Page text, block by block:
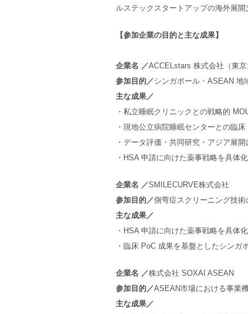
ルステックスタートアップの海外展
【参加企業の目的と主な成果】
企業名 ／ACCELstars 株式会社（東京
参加目的／シンガポール・ASEAN 地
主な成果／
・私立睡眠クリニックとの戦略的
・現地公立病院睡眠センターとの臨
・データ評価・共同研究・アジア展
・HSA 申請に向けた薬事戦略を具体化
企業名 ／SMILECURVE株式会社
参加目的／側弯症スクリーニング技
主な成果／
・HSA 申請に向けた薬事戦略を具体化
・臨床 PoC 成果を基盤としたシンガ
企業名 ／株式会社 SOXAI ASEAN
参加目的／ASEAN市場における事業
主な成果／